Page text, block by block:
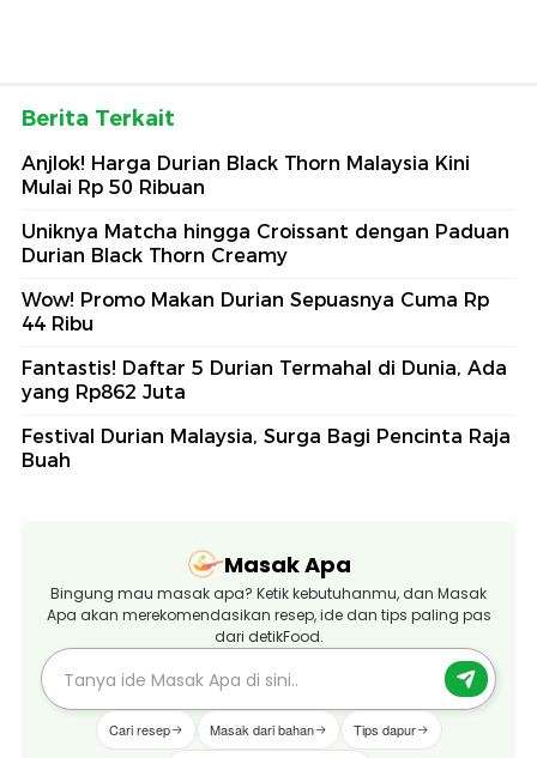
Berita Terkait
Anjlok! Harga Durian Black Thorn Malaysia Kini
Mulai Rp 50 Ribuan
Uniknya Matcha hingga Croissant dengan Paduan
Durian Black Thorn Creamy
Wow! Promo Makan Durian Sepuasnya Cuma Rp
44 Ribu
Fantastis! Daftar 5 Durian Termahal di Dunia, Ada
yang Rp862 Juta
Festival Durian Malaysia, Surga Bagi Pencinta Raja
Buah
Masak Apa
Bingung mau masak apa? Ketik kebutuhanmu, dan Masak
Apa akan merekomendasikan resep, ide dan tips paling pas
dari detikFood.
Cari resep Masak dari bahan Tips dapur